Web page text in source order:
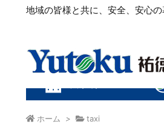
地域の皆様と共に、安全、安心
ホーム > taxi